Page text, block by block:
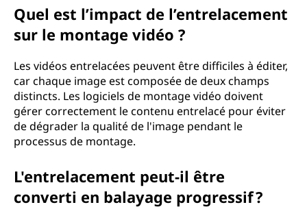
Quel est l’impact de l’entrelacement
sur le montage vidéo ?
Les vidéos entrelacées peuvent être difficiles à éditer,
car chaque image est composée de deux champs
distincts. Les logiciels de montage vidéo doivent
gérer correctement le contenu entrelacé pour éviter
de dégrader la qualité de l'image pendant le
processus de montage.
L'entrelacement peut-il être
converti en balayage progressif ?